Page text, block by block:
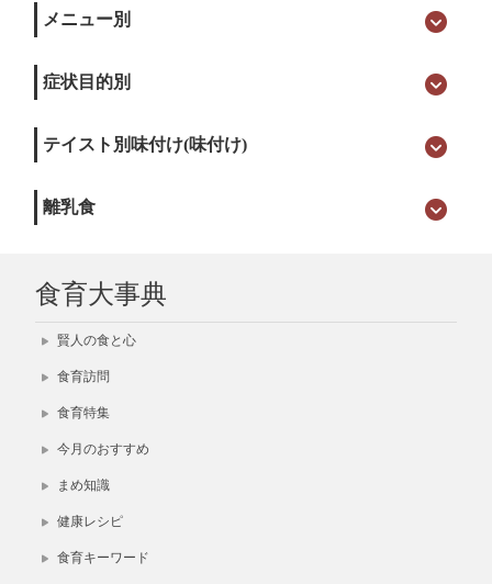
メニュー別
症状目的別
テイスト別味付け(味付け)
離乳食
食育大事典
賢人の食と心
食育訪問
食育特集
今月のおすすめ
まめ知識
健康レシピ
食育キーワード